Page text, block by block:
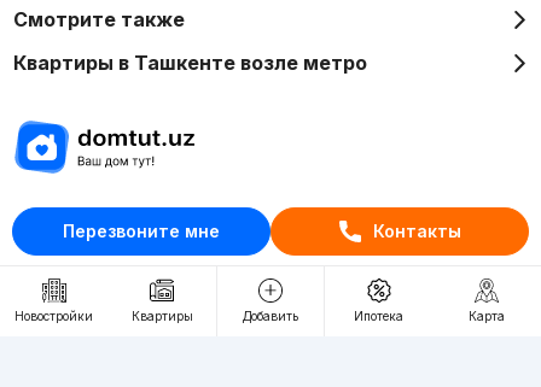
Перезвоните мне Контакты
Новостройки Квартиры Добавить Ипотека Карта
Смотрите также
Квартиры в Ташкенте возле метро
Отдел рекламы
+998 (78) 113-20-86
+998 (93) 390-30-10
Пн-Пт. С 9:30 до 18:00